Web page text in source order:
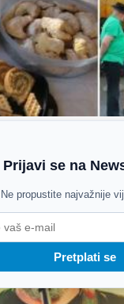
pripremat će
Prijavi se na
Ne propustite najvažnije
Pretplati se